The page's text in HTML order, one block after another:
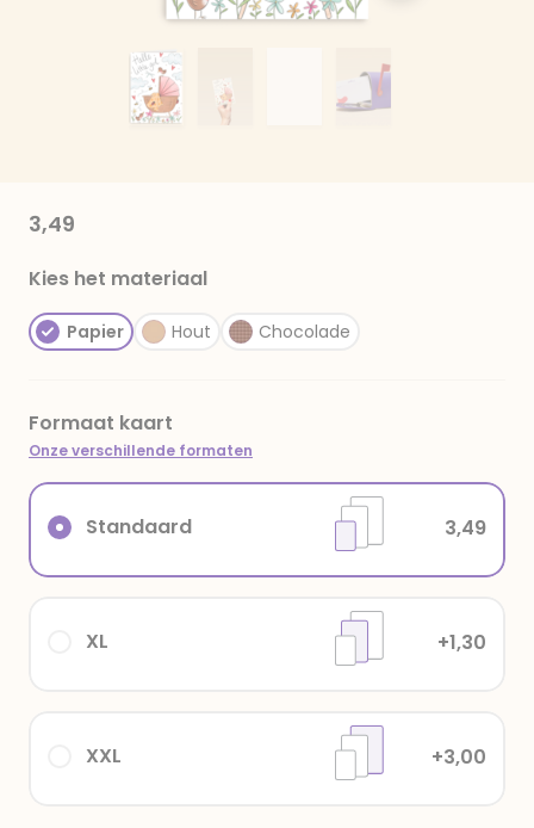
3,49
Kies het materiaal
Papier Hout Chocolade
Formaat kaart
Onze verschillende formaten
XXL +3,00
XL +1,30
Standaard 3,49